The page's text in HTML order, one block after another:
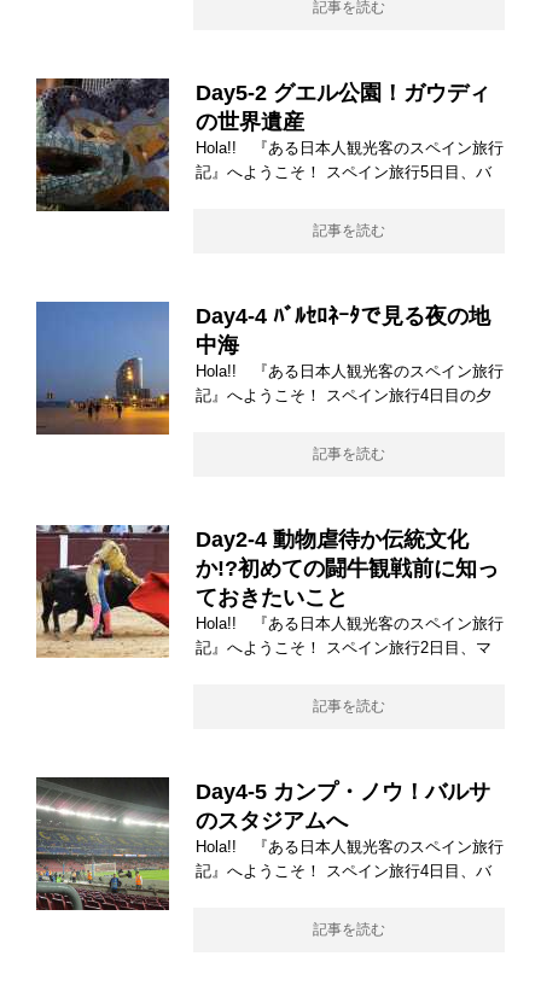
記事を読む
Day5-2 グエル公園！ガウディ
の世界遺産
Hola!! 『ある日本人観光客のスペイン旅行
記』へようこそ！ スペイン旅行5日目、バ
記事を読む
Day4-4 ﾊﾞﾙｾﾛﾈｰﾀで見る夜の地
中海
Hola!! 『ある日本人観光客のスペイン旅行
記』へようこそ！ スペイン旅行4日目の夕
記事を読む
Day2-4 動物虐待か伝統文化
か!?初めての闘牛観戦前に知っ
ておきたいこと
Hola!! 『ある日本人観光客のスペイン旅行
記』へようこそ！ スペイン旅行2日目、マ
記事を読む
Day4-5 カンプ・ノウ！バルサ
のスタジアムへ
Hola!! 『ある日本人観光客のスペイン旅行
記』へようこそ！ スペイン旅行4日目、バ
記事を読む